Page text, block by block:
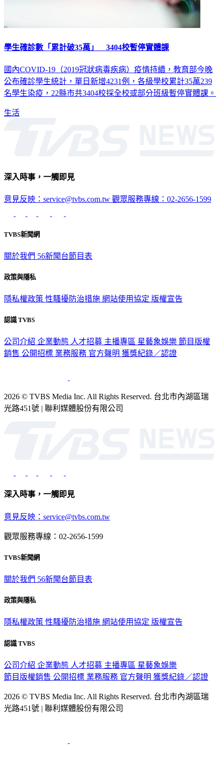
學生確診數「累計破35萬」 3404校暫停實體課
國內COVID-19（2019冠狀病毒疾病）疫情持續，教育部今晚
公布確診學生統計，單日新增4231例，各級學校累計35萬239
名學生染疫，22縣市共3404校採全校或部分班級暫停實體課。
生活
深入時事，一觸即見
意見反映：service@tvbs.com.tw 觀眾服務專線：02-2656-1599
TVBS新聞網
關於我們 56新聞台節目表
政策與隱私
隱私權政策 性騷擾防治措施 網站使用協定 版權宣告
認識 TVBS
公司介紹 企業動態 人才招募 主播專區 星藝象娛樂 節目版權
銷售 公開招標 業務服務 官方聲明 獲獎紀錄／認證
2026 © TVBS Media Inc. All Rights Reserved. 台北市內湖區瑞
光路451號 | 聯利媒體股份有限公司
深入時事，一觸即見
意見反映：service@tvbs.com.tw
觀眾服務專線：02-2656-1599
TVBS新聞網
關於我們 56新聞台節目表
政策與隱私
隱私權政策 性騷擾防治措施 網站使用協定 版權宣告
認識 TVBS
公司介紹 企業動態 人才招募 主播專區 星藝象娛樂
節目版權銷售 公開招標 業務服務 官方聲明 獲獎紀錄／認證
2026 © TVBS Media Inc. All Rights Reserved. 台北市內湖區瑞
光路451號 | 聯利媒體股份有限公司